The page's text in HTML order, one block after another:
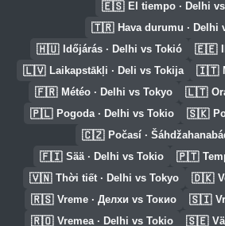
🇪🇸 El tiempo · Delhi
🇹🇷 Hava durumu · Delhi
🇭🇺 Időjárás · Delhi vs Tokió 🇪🇪
🇱🇻 Laikapstākļi · Deli vs Tokija 🇮🇹
🇫🇷 Météo · Delhi vs Tokyo 🇱🇹
🇵🇱 Pogoda · Delhi vs Tokio 🇸🇰
🇨🇿 Počasí ·
🇫🇮 Sää · Delhi vs Tokio 🇵🇹
🇻🇳 Thời tiết · Delhi vs Tokyo 🇩🇰
🇷🇸 Vreme · Делхи vs Токио 🇸🇮
🇷🇴 Vremea · Delhi vs Tokio 🇸🇪